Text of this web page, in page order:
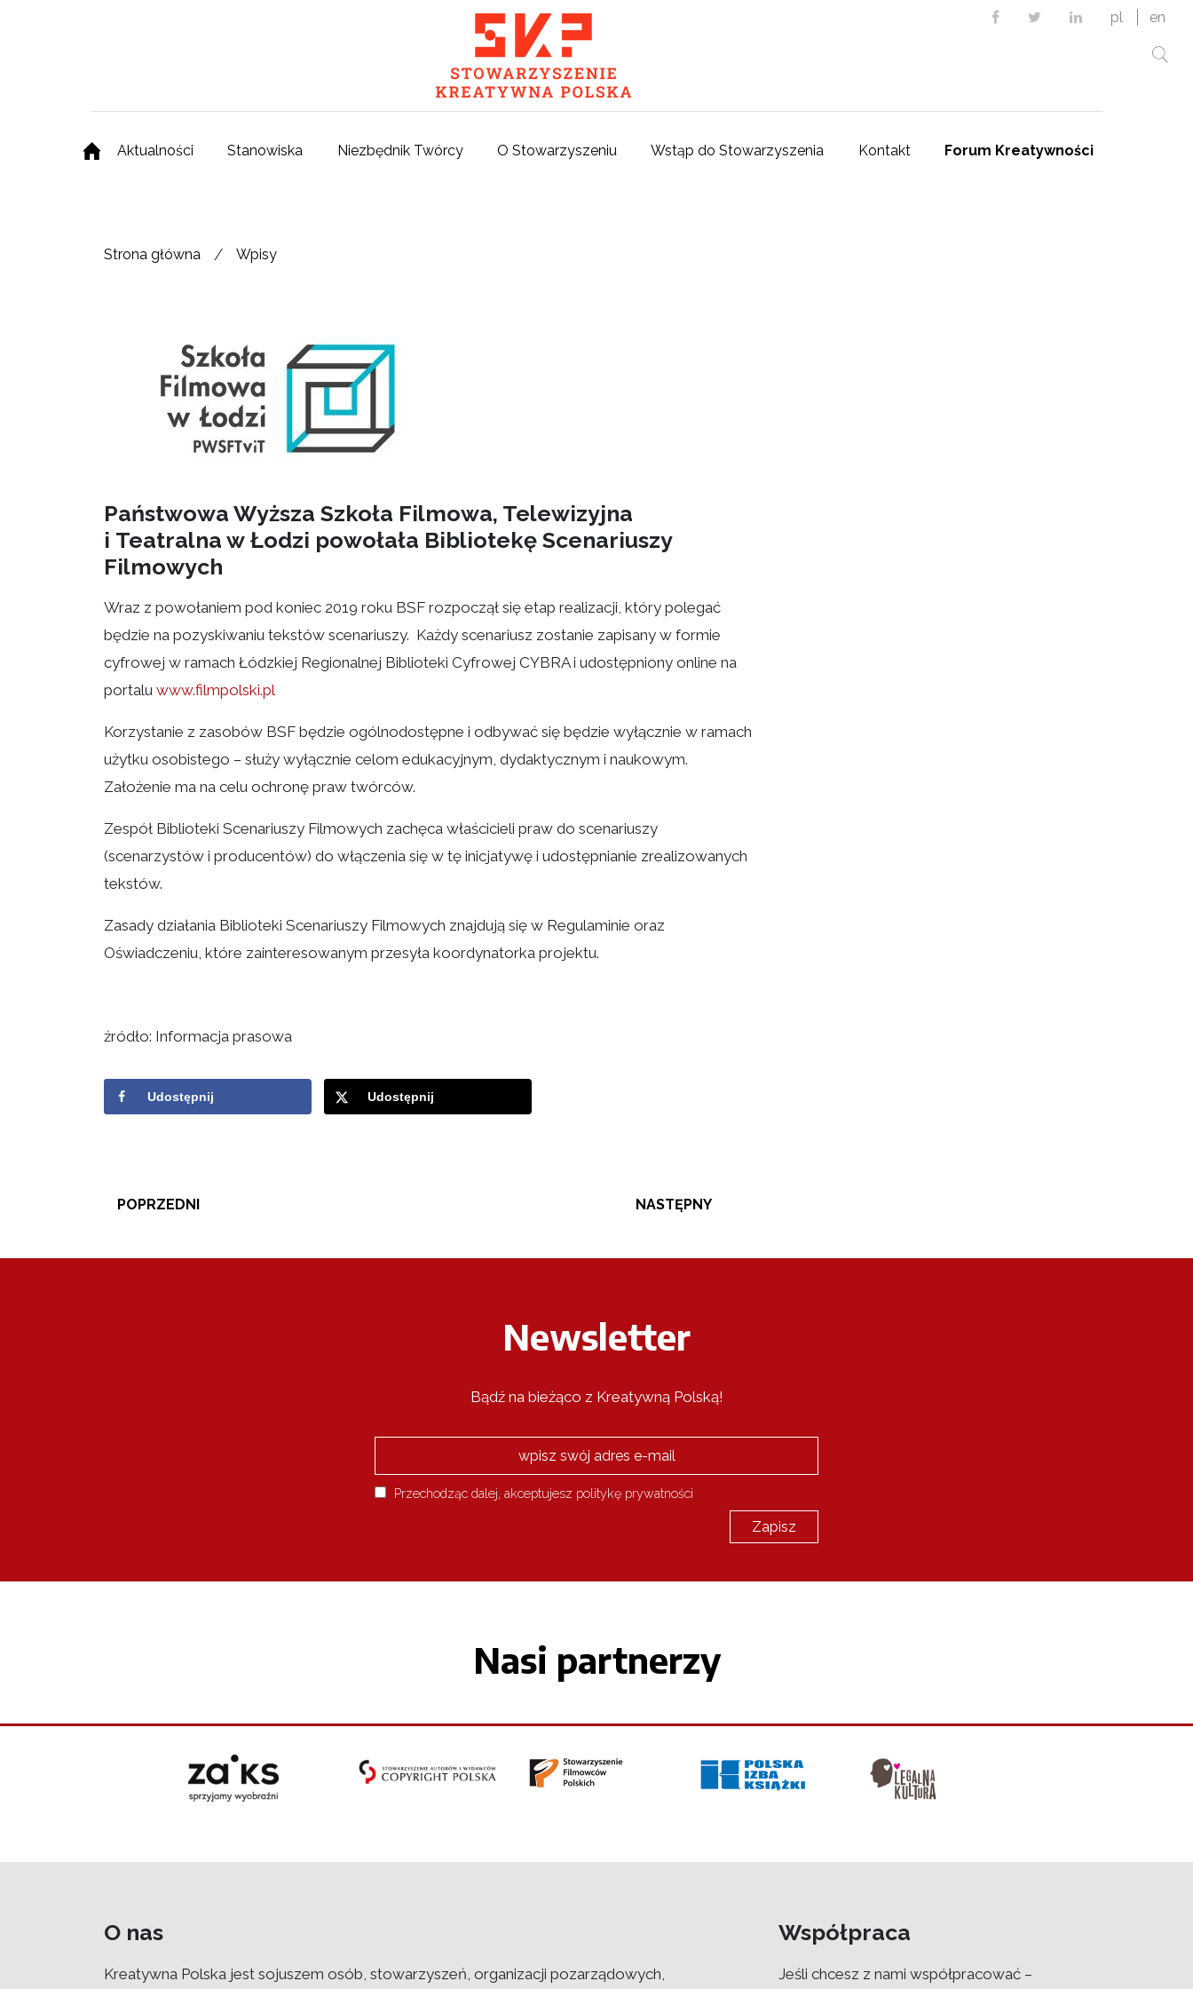
FacebookTwitterLinkedin
pl en
Aktualności Stanowiska Niezbędnik Twórcy O Stowarzyszeniu Wstąp do Stowarzyszenia Kontakt Forum Kreatywności
Strona główna / Wpisy
Państwowa Wyższa Szkoła Filmowa, Telewizyjna
i Teatralna w Łodzi powołała Bibliotekę Scenariuszy
Filmowych
Wraz z powołaniem pod koniec 2019 roku BSF rozpoczął się etap realizacji, który polegać
będzie na pozyskiwaniu tekstów scenariuszy. Każdy scenariusz zostanie zapisany w formie
cyfrowej w ramach Łódzkiej Regionalnej Biblioteki Cyfrowej CYBRA i udostępniony online na
portalu www.filmpolski.pl
Korzystanie z zasobów BSF będzie ogólnodostępne i odbywać się będzie wyłącznie w ramach
użytku osobistego – służy wyłącznie celom edukacyjnym, dydaktycznym i naukowym.
Założenie ma na celu ochronę praw twórców.
Zespół Biblioteki Scenariuszy Filmowych zachęca właścicieli praw do scenariuszy
(scenarzystów i producentów) do włączenia się w tę inicjatywę i udostępnianie zrealizowanych
tekstów.
Zasady działania Biblioteki Scenariuszy Filmowych znajdują się w Regulaminie oraz
Oświadczeniu, które zainteresowanym przesyła koordynatorka projektu.
źródło: Informacja prasowa
Udostępnij Udostępnij
POPRZEDNI NASTĘPNY
Newsletter
Bądź na bieżąco z Kreatywną Polską!
Przechodząc dalej, akceptujesz politykę prywatności
Nasi partnerzy
O nas
Kreatywna Polska jest sojuszem osób, stowarzyszeń, organizacji pozarządowych,
Współpraca
Jeśli chcesz z nami współpracować –